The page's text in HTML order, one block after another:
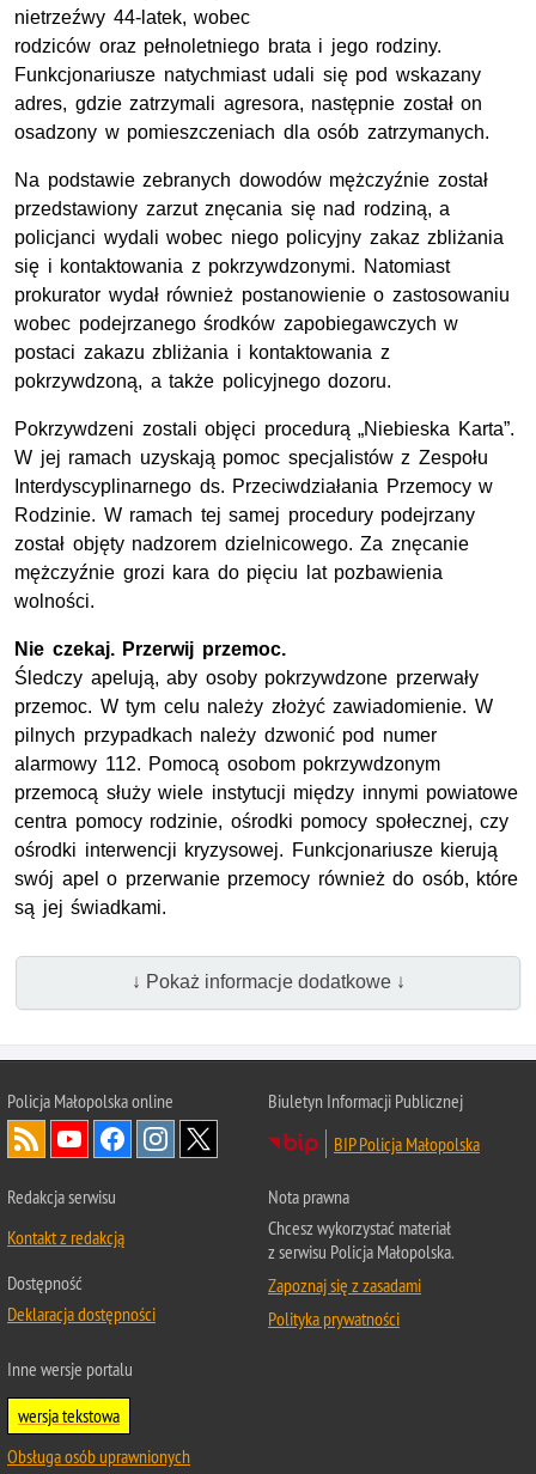
nietrzeźwy 44-latek, wobec
rodziców oraz pełnoletniego brata i jego rodziny.
Funkcjonariusze natychmiast udali się pod wskazany
adres, gdzie zatrzymali agresora, następnie został on
osadzony w pomieszczeniach dla osób zatrzymanych.
Na podstawie zebranych dowodów mężczyźnie został
przedstawiony zarzut znęcania się nad rodziną, a
policjanci wydali wobec niego policyjny zakaz zbliżania
się i kontaktowania z pokrzywdzonymi. Natomiast
prokurator wydał również postanowienie o zastosowaniu
wobec podejrzanego środków zapobiegawczych w
postaci zakazu zbliżania i kontaktowania z
pokrzywdzoną, a także policyjnego dozoru.
Pokrzywdzeni zostali objęci procedurą „Niebieska Karta”.
W jej ramach uzyskają pomoc specjalistów z Zespołu
Interdyscyplinarnego ds. Przeciwdziałania Przemocy w
Rodzinie. W ramach tej samej procedury podejrzany
został objęty nadzorem dzielnicowego. Za znęcanie
mężczyźnie grozi kara do pięciu lat pozbawienia
wolności.
Nie czekaj. Przerwij przemoc.
Śledczy apelują, aby osoby pokrzywdzone przerwały
przemoc. W tym celu należy złożyć zawiadomienie. W
pilnych przypadkach należy dzwonić pod numer
alarmowy 112. Pomocą osobom pokrzywdzonym
przemocą służy wiele instytucji między innymi powiatowe
centra pomocy rodzinie, ośrodki pomocy społecznej, czy
ośrodki interwencji kryzysowej. Funkcjonariusze kierują
swój apel o przerwanie przemocy również do osób, które
są jej świadkami.
↓ Pokaż informacje dodatkowe ↓
Policja Małopolska online
Biuletyn Informacji Publicznej
BIP Policja Małopolska
Redakcja serwisu
Kontakt z redakcją
Dostępność
Deklaracja dostępności
Nota prawna
Chcesz wykorzystać materiał
z serwisu Policja Małopolska.
Zapoznaj się z zasadami
Polityka prywatności
Inne wersje portalu
wersja tekstowa
Obsługa osób uprawnionych